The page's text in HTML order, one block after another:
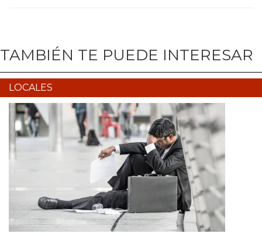
TAMBIÉN TE PUEDE INTERESAR
LOCALES